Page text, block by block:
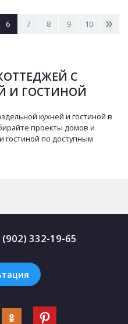
6 7 8 9 10 >
С
И ГОСТИНОЙ
кухней и гостиной в
проекты домов и
гостиной по доступным
(902) 332-19-65